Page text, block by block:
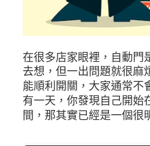
在很多店家眼裡，自動門
去想，但一出問題就很麻
能順利開關，大家通常不
有一天，你發現自己開始
間，那其實已經是一個很